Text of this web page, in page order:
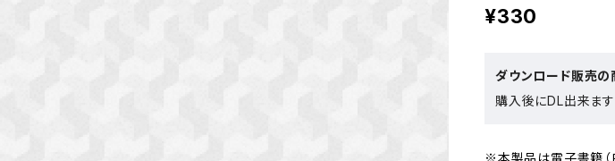
¥330
ダウンロード販売の
購入後にDL出来ま